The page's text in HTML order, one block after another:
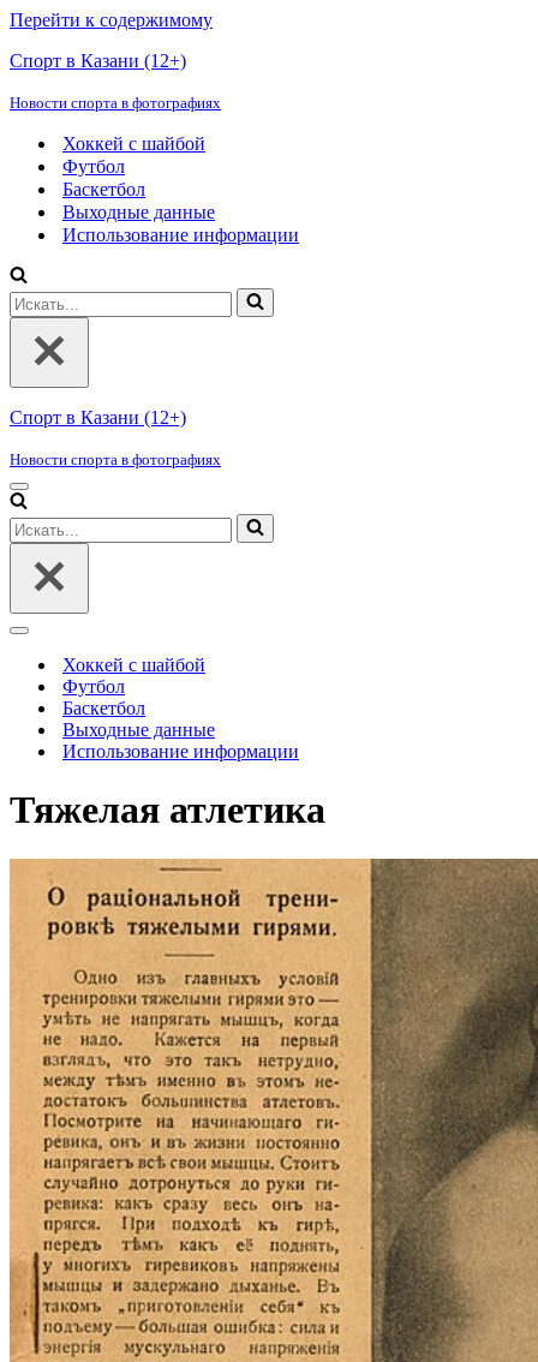
Перейти к содержимому
Спорт в Казани (12+)
Новости спорта в фотографиях
Хоккей с шайбой
Футбол
Баскетбол
Выходные данные
Использование информации
Искать...
Спорт в Казани (12+)
Новости спорта в фотографиях
Меню
навигации
Искать...
Меню
навигацииХоккей с шайбой
Футбол
Баскетбол
Выходные данные
Использование информации
Тяжелая атлетика